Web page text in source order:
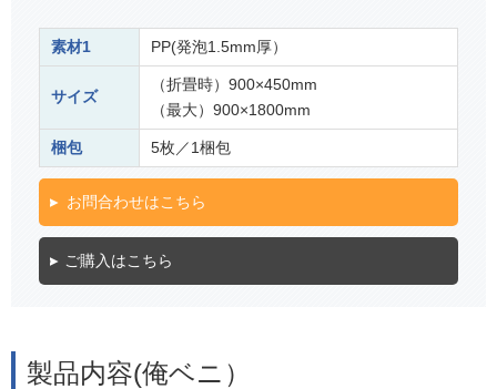
素材1 PP(発泡1.5mm厚）
サイズ
（折畳時）900×450mm
（最大）900×1800mm
梱包 5枚／1梱包
お問合わせはこちら
ご購入はこちら
製品内容(俺ベニ）